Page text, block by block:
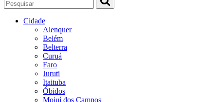
Cidade
Alenquer
Belém
Belterra
Curuá
Faro
Juruti
Itaituba
Óbidos
Mojuí dos Campos